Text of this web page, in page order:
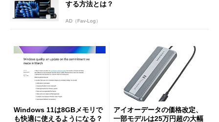
する方法とは？
AD（Fav-Log）
Windows 11は8GBメモリで
も快適に使えるようになる？
アイオーデータの価格改定、
一部モデルは25万円超の大幅